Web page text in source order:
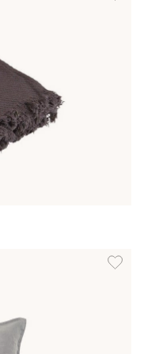
Lägg